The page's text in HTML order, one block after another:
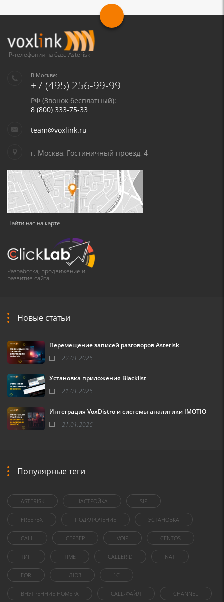
IP-телефония на базе Asterisk
В Москве:
+7 (495) 256-99-99
РФ (Звонок бесплатный):
8 (800) 333-75-33
team@voxlink.ru
г. Москва, Гостиничный проезд, 4
Найти нас на карте
Разработка, продвижение и
развитие сайта
Новые статьи
Перемещение записей разговоров Asterisk
22.01.2026
Установка приложения Blacklist
21.01.2026
Интеграция VoxDistro и системы аналитики IMOTIO
21.01.2026
Популярные теги
ASTERISK НАСТРОЙКА SIP
FREEPBX ПОДКЛЮЧЕНИЕ УСТАНОВКА
CALL СЕРВЕР VOIP CENTOS
ТИП TIME CALLERID NAT
FOR ШЛЮЗ 1C
ВНУТРЕННИЕ НОМЕРА CALL-ФАЙЛ CHANNEL